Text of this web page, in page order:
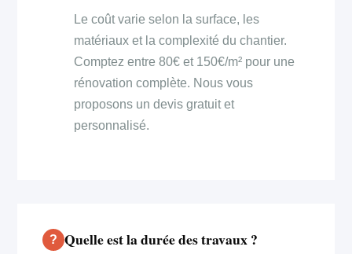
Le coût varie selon la surface, les
matériaux et la complexité du chantier.
Comptez entre 80€ et 150€/m² pour une
rénovation complète. Nous vous
proposons un devis gratuit et
personnalisé.
Quelle est la durée des travaux ?